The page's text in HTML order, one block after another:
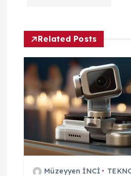
z
n
m
e
s
Related Posts
Müzeyyen İNCİ